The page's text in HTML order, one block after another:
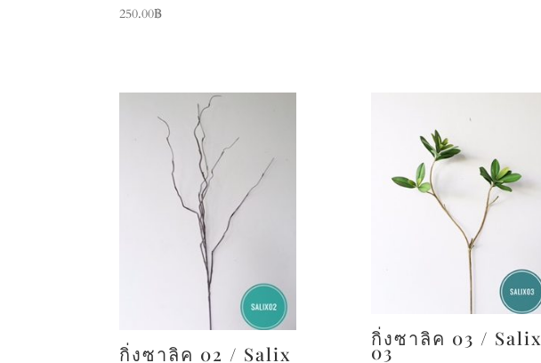
250.00฿
กิ่งซาลิค 02 / Salix
กิ่งซาลิค 03 / Salix
03